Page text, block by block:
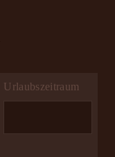
Urlaubszeitraum